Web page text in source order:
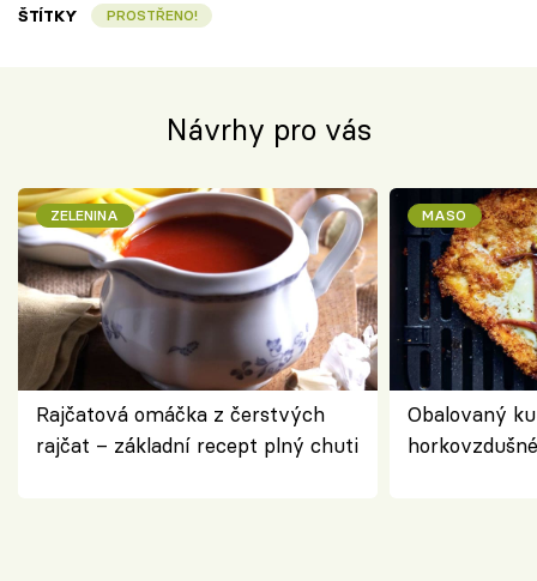
ŠTÍTKY PROSTŘENO!
Návrhy pro vás
ZELENINA
Rajčatová omáčka z čerstvých
rajčat – základní recept plný chuti
MASO
Obalovaný